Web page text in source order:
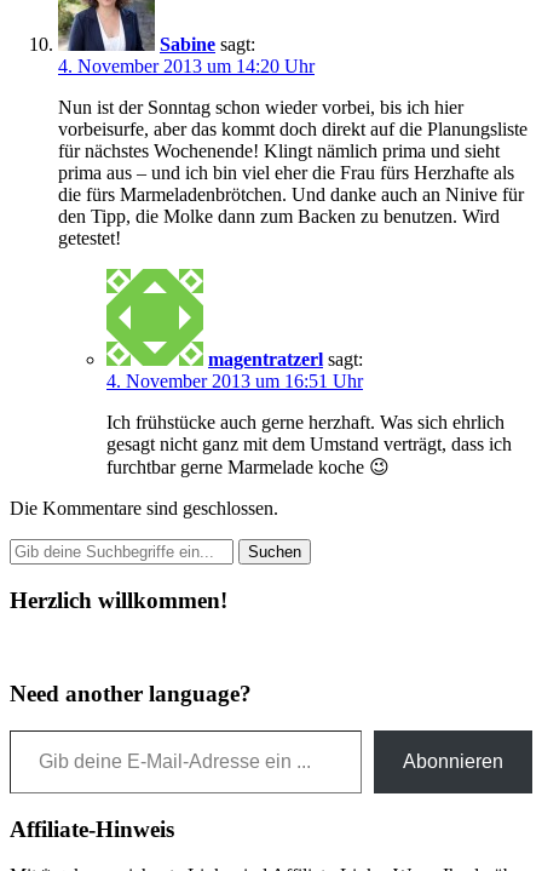
Sabine sagt:
4. November 2013 um 14:20 Uhr
Nun ist der Sonntag schon wieder vorbei, bis ich hier
vorbeisurfe, aber das kommt doch direkt auf die Planungsliste
für nächstes Wochenende! Klingt nämlich prima und sieht
prima aus – und ich bin viel eher die Frau fürs Herzhafte als
die fürs Marmeladenbrötchen. Und danke auch an Ninive für
den Tipp, die Molke dann zum Backen zu benutzen. Wird
getestet!
magentratzerl sagt:
4. November 2013 um 16:51 Uhr
Ich frühstücke auch gerne herzhaft. Was sich ehrlich
gesagt nicht ganz mit dem Umstand verträgt, dass ich
furchtbar gerne Marmelade koche 😉
Die Kommentare sind geschlossen.
Herzlich willkommen!
Need another language?
Gib deine E-Mail-Adresse ein ...
Abonnieren
Affiliate-Hinweis